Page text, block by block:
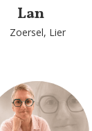
Lan
Zoersel, Lier